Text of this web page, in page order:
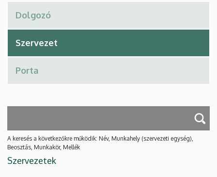
A keresés a következőkre működik: Név, Munkahely (szervezeti egység),
Beosztás, Munkakör, Mellék
Szervezetek